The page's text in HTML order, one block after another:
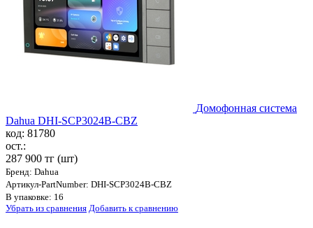
Домофонная система
Dahua DHI-SCP3024B-CBZ
код: 81780
ост.:
287 900 тг (шт)
Бренд: Dahua
Артикул-PartNumber: DHI-SCP3024B-CBZ
В упаковке: 16
Убрать из сравнения Добавить к сравнению